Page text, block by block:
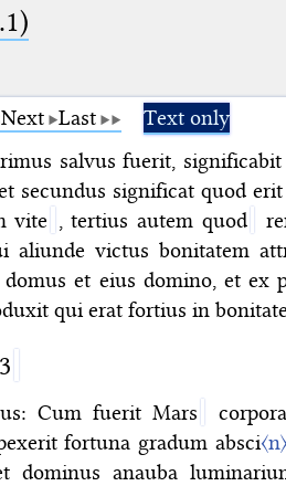
Next Last
Text only
salvus fuerit,
secundus significat quod
vite
, tertius autem quod
aliunde victus bonitatem
domus et eius domino, et ex
qui erat fortius in
Cum fuerit Mars
fortuna gradum absci〈n〉
dominus anauba